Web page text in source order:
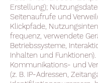
Erstellung);
Seitenaufrufe und
Klickpfade,
frequenz, verwendete
Betriebssysteme,
Inhalten und Funktionen).
Kommunikations- und
(z. B. IP-Adressen,